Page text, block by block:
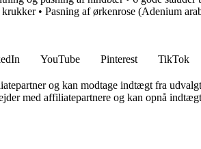
krukker• Pasning af ørkenrose (Adenium
YouTube Pinterest TikTok
og kan modtage indtægt fra
med affiliatepartnere og kan opnå